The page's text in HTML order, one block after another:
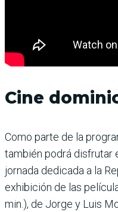
Cine
Como parte de la
también podrá disfrutar
jornada dedicada a la
exhibición de las
min.), de Jorge y Luis